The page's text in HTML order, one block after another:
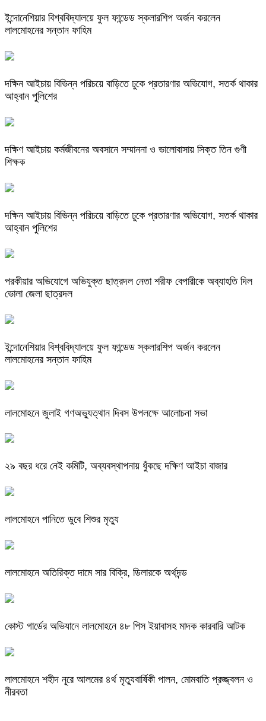
ইন্দোনেশিয়ার বিশ্ববিদ্যালয়ে ফুল ফান্ডেড স্কলারশিপ অর্জন করলেন
লালমোহনের সন্তান ফাহিম
দক্ষিন আইচায় ‎বিভিন্ন পরিচয়ে বাড়িতে ঢুকে প্রতারণার অভিযোগ, সতর্ক থাকার
আহ্বান পুলিশের
দক্ষিণ আইচায় কর্মজীবনের অবসানে সম্মাননা ও ভালোবাসায় সিক্ত তিন গুণী
শিক্ষক
দক্ষিন আইচায় ‎বিভিন্ন পরিচয়ে বাড়িতে ঢুকে প্রতারণার অভিযোগ, সতর্ক থাকার
আহ্বান পুলিশের
পরকীয়ার অভিযোগে অভিযুক্ত ছাত্রদল নেতা শরীফ বেপারীকে অব্যাহতি দিল
ভোলা জেলা ছাত্রদল
ইন্দোনেশিয়ার বিশ্ববিদ্যালয়ে ফুল ফান্ডেড স্কলারশিপ অর্জন করলেন
লালমোহনের সন্তান ফাহিম
লালমোহনে জুলাই গণঅভ্যুত্থান দিবস উপলক্ষে আলোচনা সভা
২৯ বছর ধরে নেই কমিটি, অব্যবস্থাপনায় ধুঁকছে দক্ষিণ আইচা বাজার
লালমোহনে পানিতে ডুবে শিশুর মৃত্যু
লালমোহনে অতিরিক্ত দামে সার বিক্রি, ডিলারকে অর্থদন্ড
কোস্ট গার্ডের অভিযানে লালমোহনে ৪৮ পিস ইয়াবাসহ মাদক কারবারি আটক
লালমোহনে শহীদ নূরে আলমের ৪র্থ মৃত্যুবার্ষিকী পালন, মোমবাতি প্রজ্জ্বলন ও
নীরবতা